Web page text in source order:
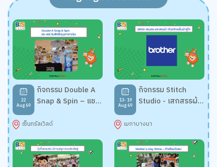
22
Aug 69
กิจกรรม Double A
Snap & Spin – แชะ
ปอง
เซ็นทรัลเวิลด์
13- 19
Aug 69
กิจกรรม Stitch
Studio - เสกสรรผ้า
ผ้าคู่ใจ
เมกาบางนา